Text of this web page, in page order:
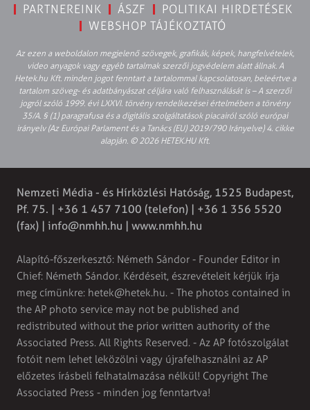
PARTNEREINK
ÁSZF
POLITIKAI HIRDETÉSEK
WEBSHOP TÁJÉKOZTATÓ
Az ezen a weboldalon megjelenő szövegek, grafikák, képek, hangfelvételek,
video anyagok vagy egyéb tartalmak szerzői jogvédelem alatt állnak. A
Hetek.hu Kft. minden jogot fenntart a tartalommal kapcsolatosan, beleértve a
tartalom szöveg- és adatbányászat céljára való felhasználását is – A szerzői
jogról szóló 1999. évi LXXVI. törvény rendelkezései értelmében a törvény
35/A. § (1) paragrafusa és a digitális szolgáltatások piacairól szóló európai
irányelv (Az Európai Parlament és a Tanács (EU) 2019/790 Irányelve) 4. cikke
alapján. © 2026 HETEK.HU Kft.
Nemzeti Média - és Hírközlési Hatóság, 1525 Budapest,
Pf. 75. | +36 1 457 7100 (telefon) | +36 1 356 5520
(fax) | info@nmhh.hu | www.nmhh.hu
Alapító-főszerkesztő: Németh Sándor - Founder Editor in
Chief: Németh Sándor. Kérdéseit, észrevételeit kérjük írja
meg címünkre: hetek@hetek.hu. - The photos contained in
the AP photo service may not be published and
redistributed without the prior written authority of the
Associated Press. All Rights Reserved. - Az AP fotószolgálat
fotóit nem lehet leközölni vagy újrafelhasználni az AP
előzetes írásbeli felhatalmazása nélkül! Copyright The
Associated Press - minden jog fenntartva!